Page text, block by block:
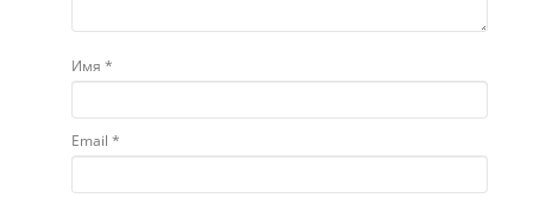
Имя *
Email *